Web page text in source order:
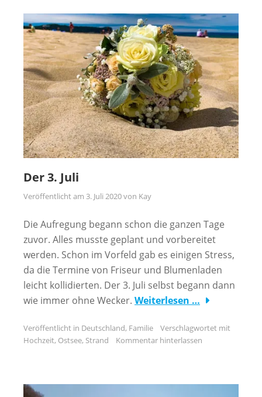
Der 3. Juli
Veröffentlicht am 3. Juli 2020von Kay
Die Aufregung begann schon die ganzen Tage
zuvor. Alles musste geplant und vorbereitet
werden. Schon im Vorfeld gab es einigen Stress,
da die Termine von Friseur und Blumenladen
leicht kollidierten. Der 3. Juli selbst begann dann
wie immer ohne Wecker. Weiterlesen …
Veröffentlicht in Deutschland, Familie
Verschlagwortet mit
Hochzeit, Ostsee, Strand Kommentar hinterlassen